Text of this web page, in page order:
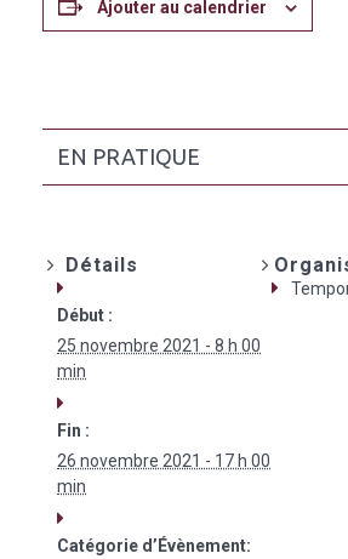
Ajouter au calendrier
EN PRATIQUE
Détails
Début :
25 novembre 2021 - 8 h 00
min
Fin :
26 novembre 2021 - 17 h 00
min
Catégorie d’Évènement: